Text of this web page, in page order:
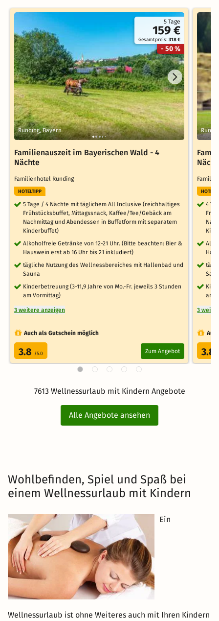
5 Tage
159 €
Gesamtpreis:318 €
- 50 %
Runding, Bayern
Familienauszeit im Bayerischen Wald - 4
Nächte
Familienhotel Runding
HOTELTIPP
5 Tage / 4 Nächte mit täglichem All Inclusive (reichhaltiges
Frühstücksbuffet, Mittagssnack, Kaffee/Tee/Gebäck am
Nachmittag und Abendessen in Buffetform mit separatem
Kinderbuffet)
Alkoholfreie Getränke von 12-21 Uhr. (Bitte beachten: Bier &
Hauswein erst ab 16 Uhr bis 21 inkludiert)
tägliche Nutzung des Wellnessbereiches mit Hallenbad und
Sauna
Kinderbetreuung (3-11,9 Jahre von Mo.-Fr. jeweils 3 Stunden
am Vormittag)
3 weitere anzeigen
Auch als Gutschein möglich
3.8 /5.0 Zum Angebot
4
am
3
3.8
7613 Wellnessurlaub mit Kindern Angebote
Alle Angebote ansehen
Wohlbefinden, Spiel und Spaß bei
einem Wellnessurlaub mit Kindern
Ein
Wellnessurlaub ist ohne Weiteres auch mit Ihren Kindern